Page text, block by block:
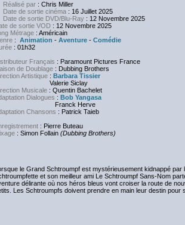
Réalisé par : Chris Miller
Date de sortie cinéma : 16 Juillet 2025
Date de sortie DVD/Blu-Ray : 12 Novembre 2025
de sortie VOD : 12 Novembre 2025
Métrage : Américain
: Animation - Aventure - Comédie
: 01h32
Français : Paramount Pictures France
de Doublage : Dubbing Brothers
Artistique : Barbara Tissier
Siclay
Musicale : Quentin Bachelet
Dialogues : Bob Yangasa
Herve
Chansons : Patrick Taieb
: Pierre Buteau
: Simon Follain (Dubbing Brothers)
le Grand Schtroumpf est mystérieusement kidnappé
et son meilleur ami Le Schtroumpf Sans-Nom
délirante où nos héros bleus vont croiser la route de
Les Schtroumpfs doivent prendre en main leur destin pour